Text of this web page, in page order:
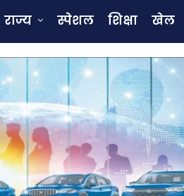
राज्य स्पेशल शिक्षा खेल